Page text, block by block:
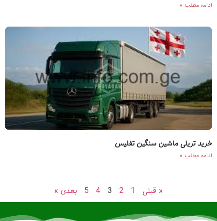
ادامه مطلب »
خرید تریلی ماشین سنگین تفلیس
ادامه مطلب »
« قبلی 1
2
3
4
5 بعدی »